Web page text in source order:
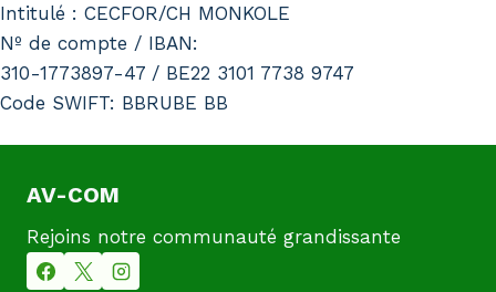
Intitulé : CECFOR/CH MONKOLE
Nº de compte / IBAN:
310-1773897-47 / BE22 3101 7738 9747
Code SWIFT: BBRUBE BB
AV-COM
Rejoins notre communauté grandissante